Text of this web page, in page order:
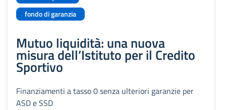
fondo di garanzia
Mutuo liquidità: una nuova
misura dell’Istituto per il Credito
Sportivo
Finanziamenti a tasso 0 senza ulteriori garanzie per
ASD e SSD